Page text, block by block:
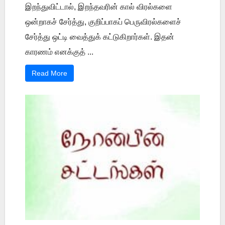
இறந்துவிட்டால், இறந்தவரின் கால் விரல்களை
ஒன்றாகச் சேர்த்து, குறிப்பாகப் பெருவிரல்களைச்
சேர்த்து ஒட்டி வைத்துக் கட்டுகிறார்கள். இதன்
காரணம் எனக்குத் ...
Read More